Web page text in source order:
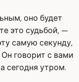
оно будет
это судьбой, —
самую секунду,
говорит с вами
сегодня утром.